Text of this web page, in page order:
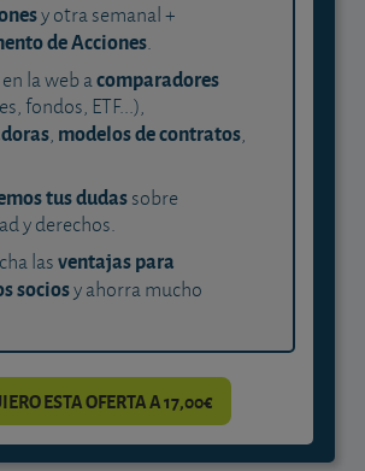
y otra semanal +
de Acciones.
la web acomparadores
fondos, ETF...),
, modelos de contratos,
tus dudassobre
y derechos.
lasventajas para
sociosy ahorra mucho
ESTA OFERTA A 17,00€